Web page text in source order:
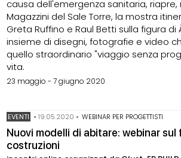
causa dell'emergenza sanitaria, riapre,
Magazzini del Sale Torre, la mostra
Greta Ruffino e Raul Betti sulla figura di
insieme di disegni, fotografie e video
quello straordinario "viaggio senza
vita.
23 maggio - 7 giugno 2020
EVENTI •19.05.2020 • WEBINAR PER PROGETTISTI
Nuovi modelli di abitare: webinar
costruzioni